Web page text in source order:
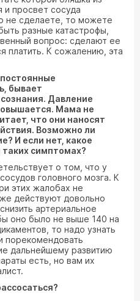
и просвет сосуда
не сделаете, то можете
разные катастрофы,
вопрос: сделают ее
платить. К сожалению, эта
бывает
Давление
Мама не
что они наносят
Возможно ли
И если нет, какое
симптомах?
о том, что у
головного мозга. К
этих жалобах не
действуют довольно
артериальное
оно было не выше 140 на
то надо узнать
порекомендовать
дальнейшему развитию
есть, но вам их